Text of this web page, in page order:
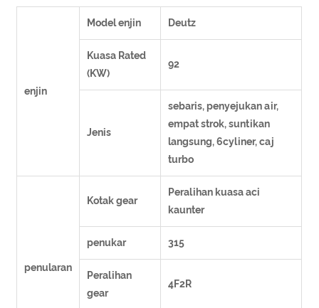
enjin
Model enjin Deutz
Kuasa Rated
(KW)
92
Jenis
sebaris, penyejukan air,
empat strok, suntikan
langsung, 6cyliner, caj
turbo
penularan
Kotak gear
Peralihan kuasa aci
kaunter
penukar 315
Peralihan
gear
4F2R